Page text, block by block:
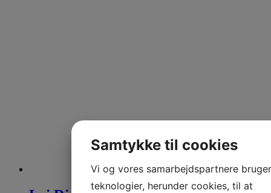
Samtykke til cookies
Vi og vores samarbejdspartnere bruger
teknologier, herunder cookies, til at